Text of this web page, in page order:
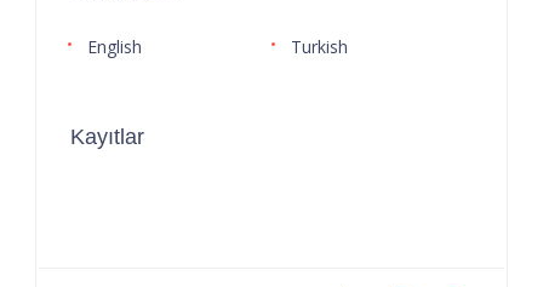
English Turkish
Kayıtlar